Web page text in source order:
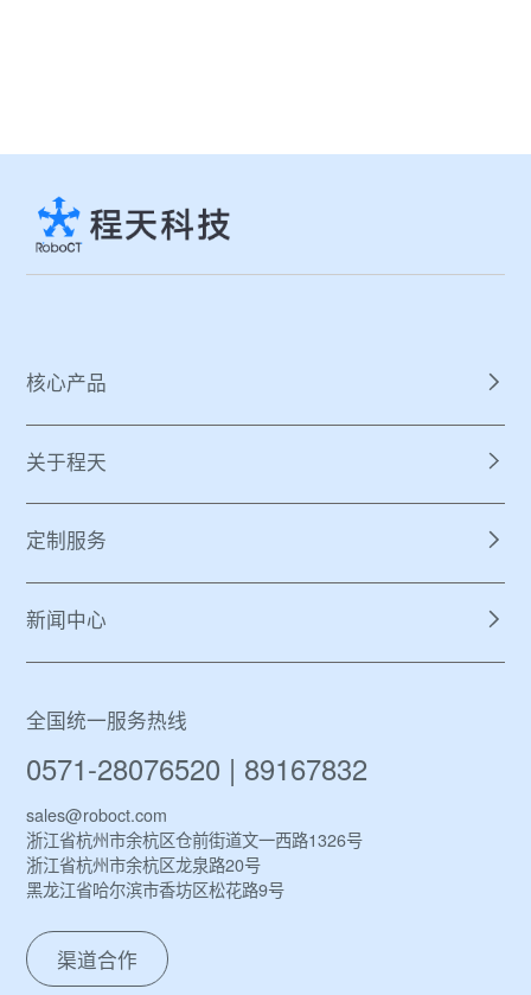
核心产品
关于程天
定制服务
新闻中心
全国统一服务热线
0571-28076520 | 89167832
sales@roboct.com
浙江省杭州市余杭区仓前街道文一西路1326号
浙江省杭州市余杭区龙泉路20号
黑龙江省哈尔滨市香坊区松花路9号
渠道合作